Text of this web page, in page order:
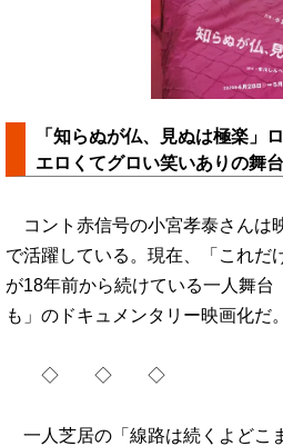
「知らぬが仏、見ぬは極楽」
エロくてグロい笑いありの舞台
コント赤信号の小宮孝泰さんは
で活躍している。現在、「これだ
が18年前から続けている一人舞台
も」のドキュメンタリー映画化だ。
◇ ◇ ◇
一人芝居の「線路は続くよどこ